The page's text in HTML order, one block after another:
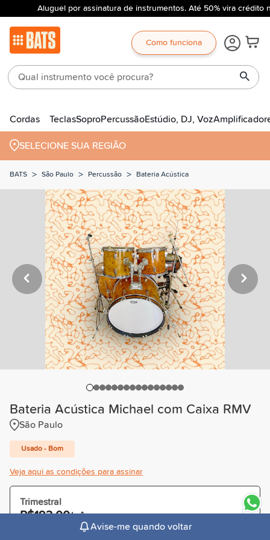
Aluguel por assinatura de instrumentos. Até 50% vira crédito
Como funciona
Cordas TeclasSoproPercussãoEstúdio, DJ, Voz
SELECIONE SUA REGIÃO
BATS > São Paulo > Percussão > Bateria Acústica
Bateria Acústica Michael com Caixa RMV
São Paulo
Usado - Bom
Veja aqui as condições para assinar
Trimestral
R$193,00/mês
Cobrado R$579,00 à vista ou parceladoAvise-me quando voltar